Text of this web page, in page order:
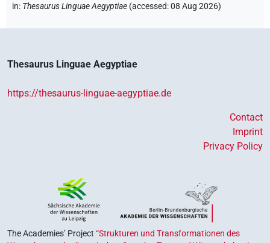
in: Thesaurus Linguae Aegyptiae (accessed:08 Aug 2026)
Thesaurus Linguae Aegyptiae
https://thesaurus-linguae-aegyptiae.de
Contact
Imprint
Privacy Policy
The Academies’ Project “Strukturen und Transformationen des